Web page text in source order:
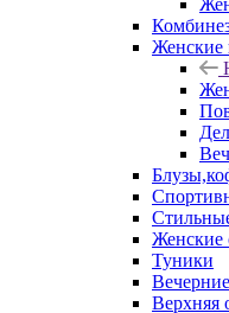
Женские
Женские
Туники
Верхняя